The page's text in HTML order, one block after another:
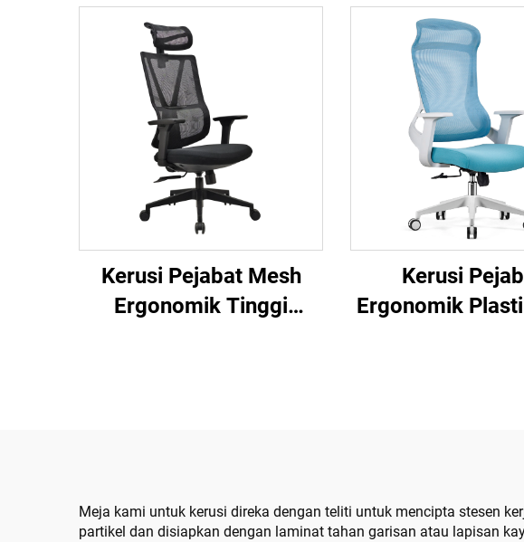
Kerusi Pejabat Mesh
Ergonomik Tinggi
Kerusi
Ergonomik
Meja kami untuk kerusi direka dengan teliti untuk mencipta stesen
partikel dan disiapkan dengan laminat tahan garisan atau lapisan